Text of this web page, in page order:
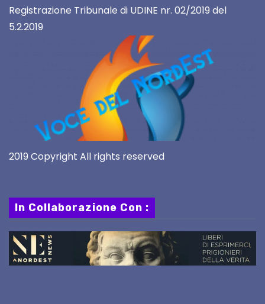
Registrazione Tribunale di UDINE nr. 02/2019 del
5.2.2019
2019 Copyright All rights reserved
In Collaborazione Con :